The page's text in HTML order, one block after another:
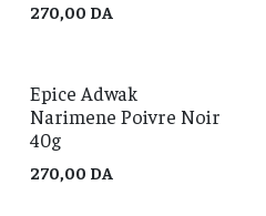
270,00 DA
Epice Adwak
Narimene Poivre Noir
40g
270,00 DA